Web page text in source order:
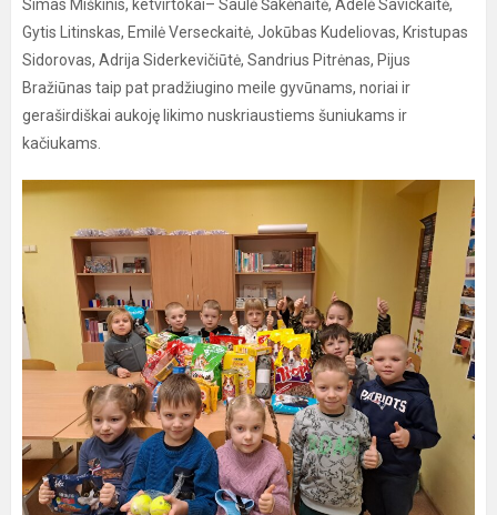
Simas Miškinis, ketvirtokai– Saulė Šakėnaitė, Adelė Savickaitė,
Gytis Litinskas, Emilė Verseckaitė, Jokūbas Kudeliovas, Kristupas
Sidorovas, Adrija Siderkevičiūtė, Sandrius Pitrėnas, Pijus
Bražiūnas taip pat pradžiugino meile gyvūnams, noriai ir
geraširdiškai aukoję likimo nuskriaustiems šuniukams ir
kačiukams.